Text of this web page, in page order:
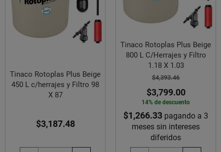
Tinaco Rotoplas Plus Beige
450 L c/herrajes y Filtro 98
X 87
$3,187.48
Tinaco Rotoplas Plus Beige
800 L C/Herrajes y Filtro
1.18 X 1.03
$4,393.46
$3,799.00
14% de descuento
$1,266.33 pagando a 3
meses sin intereses
diferidos